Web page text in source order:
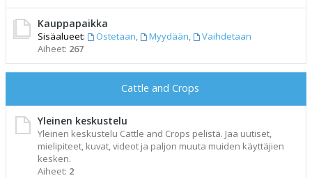
Kauppapaikka
Sisäalueet: Ostetaan, Myydään,
Vaihdetaan
Aiheet: 267
Cattle and Crops
Yleinen keskustelu
Yleinen keskustelu Cattle and Crops pelistä. Jaa uutiset,
mielipiteet, kuvat, videot ja paljon muuta muiden käyttäjien
kesken.
Aiheet: 2